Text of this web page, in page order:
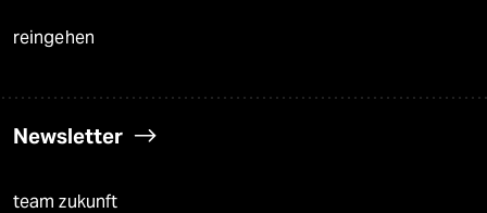
reingehen
Newsletter
team zukunft